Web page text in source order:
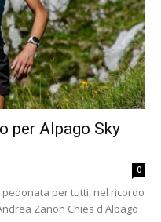
per Alpago Sky
0
pedonata per tutti, nel ricordo
Zanon Chies d'Alpago